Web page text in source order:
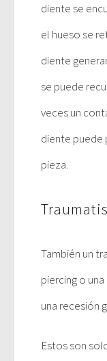
diente se
el hueso se
diente
se puede
veces un
diente puede
pieza.
También un
piercing o
una recesión
Estos son